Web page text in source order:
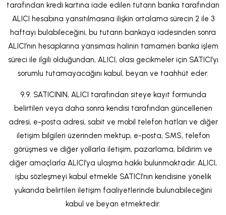
tarafından kredi kartına iade edilen tutarın banka tarafından
ALICI hesabına yansıtılmasına ilişkin ortalama sürecin 2 ile 3
haftayı bulabileceğini, bu tutarın bankaya iadesinden sonra
ALICI’nın hesaplarına yansıması halinin tamamen banka işlem
süreci ile ilgili olduğundan, ALICI, olası gecikmeler için SATICI’yı
sorumlu tutamayacağını kabul, beyan ve taahhüt eder.
9.9. SATICININ, ALICI tarafından siteye kayıt formunda
belirtilen veya daha sonra kendisi tarafından güncellenen
adresi, e-posta adresi, sabit ve mobil telefon hatları ve diğer
iletişim bilgileri üzerinden mektup, e-posta, SMS, telefon
görüşmesi ve diğer yollarla iletişim, pazarlama, bildirim ve
diğer amaçlarla ALICI’ya ulaşma hakkı bulunmaktadır. ALICI,
işbu sözleşmeyi kabul etmekle SATICI’nın kendisine yönelik
yukarıda belirtilen iletişim faaliyetlerinde bulunabileceğini
kabul ve beyan etmektedir.